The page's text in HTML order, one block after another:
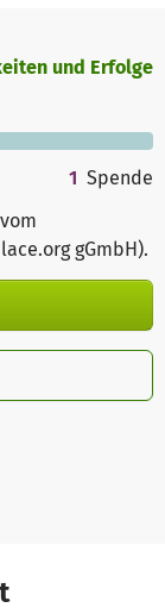
und Erfolge
1 Spende
vom
gGmbH).